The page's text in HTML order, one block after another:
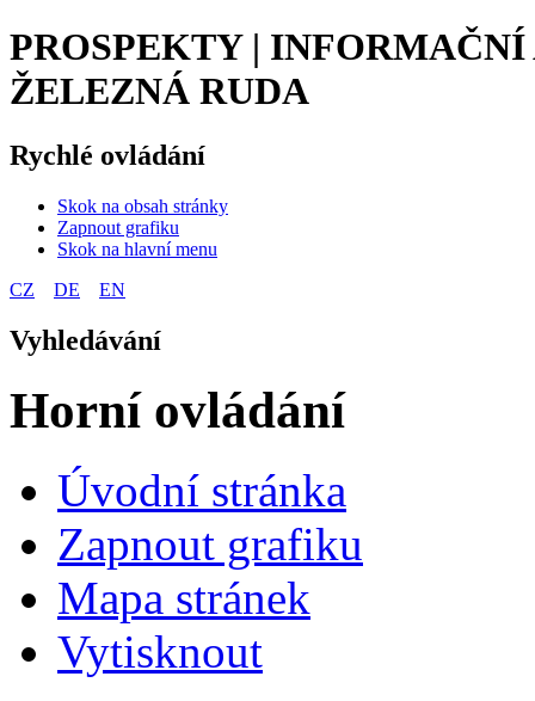
PROSPEKTY |
ŽELEZNÁ RUDA
Rychlé ovládání
Skok na obsah stránky
Zapnout grafiku
Skok na hlavní menu
CZ
DE EN
Vyhledávání
Horní ovládání
Úvodní stránka
Zapnout grafiku
Mapa stránek
Vytisknout